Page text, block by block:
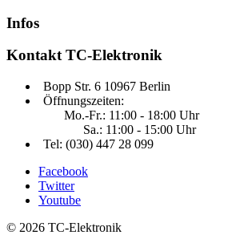
Infos
KontaktTC-Elektronik
Bopp Str. 6 10967 Berlin
Öffnungszeiten:
Mo.-Fr.: 11:00 - 18:00 Uhr
Sa.: 11:00 - 15:00 Uhr
Tel: (030) 447 28 099
Facebook
Twitter
Youtube
© 2026 TC-Elektronik